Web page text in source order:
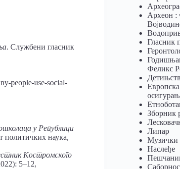
. Службени гласник
people-use-social-
у Републици
политичких наука,
Костромского
5–12,
Археон :
Гласник
Феликс
Европска
Зборник
Липар
Музички
Наслеђе